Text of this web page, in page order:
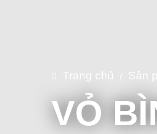
Trang chủ Sản
VỎ